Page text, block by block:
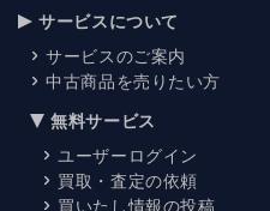
サービスについて
サービスのご案内
中古商品を売りたい方
無料サービス
ユーザーログイン
買取・査定の依頼
買いたし情報の投稿